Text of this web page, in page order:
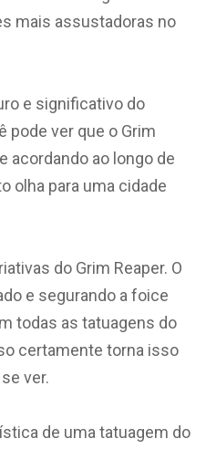
mais assustadoras no
e significativo do
pode ver que o Grim
acordando ao longo de
olha para uma cidade
do Grim Reaper. O
e segurando a foice
todas as tatuagens do
certamente torna isso
ver.
de uma tatuagem do